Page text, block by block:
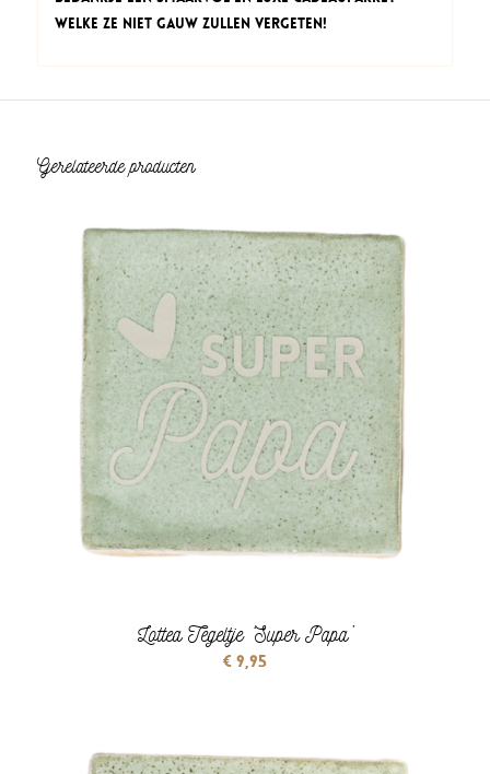
welke ze niet gauw zullen vergeten!
Gerelateerde producten
Lottea Tegeltje ‘Super Papa’
€9,95